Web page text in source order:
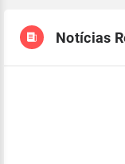
Notícias